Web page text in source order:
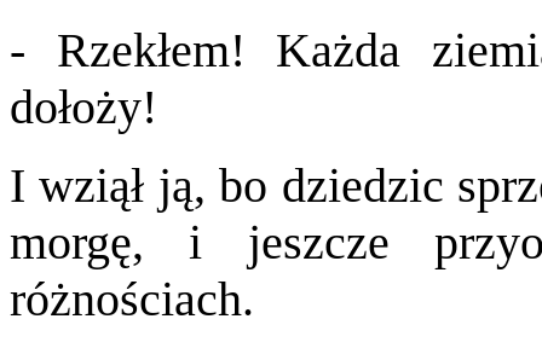
- Rzekłem! Każda
dołoży!
I wziął ją, bo dziedzic
morgę, i jeszcze
różnościach.